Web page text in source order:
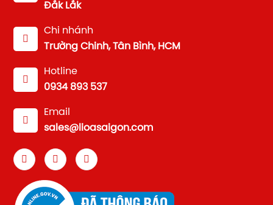
Đắk Lắk
Chi nhánh
Trường Chinh, Tân Bình, HCM
Hotline
0934 893 537
Email
sales@lioasaigon.com